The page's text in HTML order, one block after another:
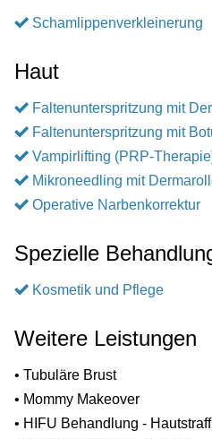
Schamlippenverkleinerung
Haut
Faltenunterspritzung mit
Faltenunterspritzung mit
Vampirlifting (PRP-
Mikroneedling mit
Operative Narbenkorrektur
Spezielle
Kosmetik und Pflege
Weitere Leistungen
• Tubuläre Brust
• Mommy Makeover
• HIFU Behandlung -